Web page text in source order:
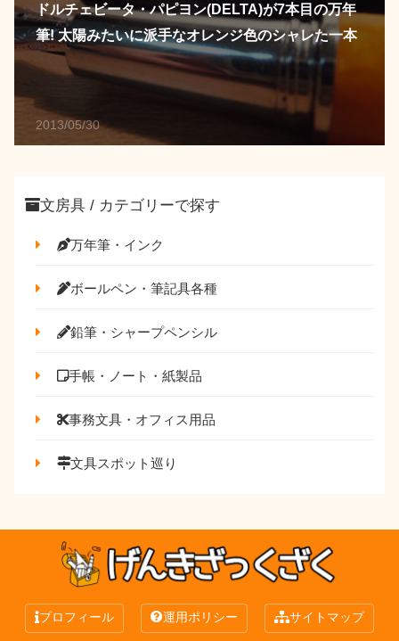
2013/05/30
ドルチェビータ・パピヨン(DELTA)が7本目の万年
筆! 太陽みたいに派手なオレンジ色のシャレた一本
文房具 / カテゴリーで探す
万年筆・インク
ボールペン・筆記具各種
鉛筆・シャープペンシル
手帳・ノート・紙製品
事務文具・オフィス用品
文具スポット巡り
プロフィール 運用ポリシー サイトマップ